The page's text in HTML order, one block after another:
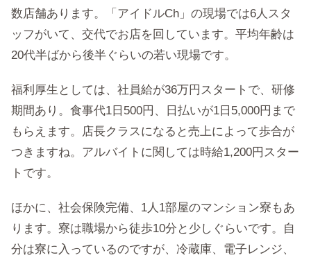
数店舗あります。「アイドルCh」の現場では6人スタ
ッフがいて、交代でお店を回しています。平均年齢は
20代半ばから後半ぐらいの若い現場です。
福利厚生としては、社員給が36万円スタートで、研修
期間あり。食事代1日500円、日払いが1日5,000円まで
もらえます。店長クラスになると売上によって歩合が
つきますね。アルバイトに関しては時給1,200円スター
トです。
ほかに、社会保険完備、1人1部屋のマンション寮もあ
ります。寮は職場から徒歩10分と少しぐらいです。自
分は寮に入っているのですが、冷蔵庫、電子レンジ、